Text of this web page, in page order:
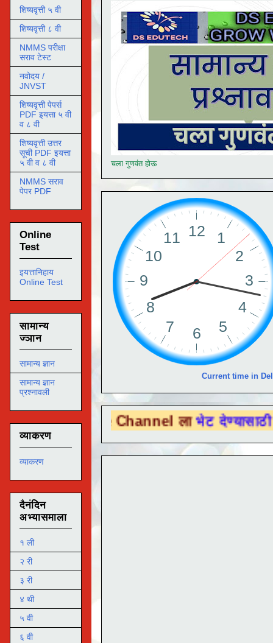
चला गुणवंत होऊ
Current time in
Channel ला भेट देण्यासाठी येथे क्लिक
शिष्यवृत्ती ५ वी
शिष्यवृत्ती ८ वी
NMMS परीक्षा
सराव टेस्ट
नवोदय /
JNVST
शिष्यवृत्ती पेपर्स
PDF इयत्ता ५ वी
व ८ वी
शिष्यवृत्ती उत्तर
सूची PDF इयत्ता
५ वी व ८ वी
NMMS सराव
पेपर PDF
Online
Test
इयत्तानिहाय
Online Test
सामान्य
ज्ञान
सामान्य ज्ञान
सामान्य ज्ञान
प्रश्नावली
व्याकरण
व्याकरण
दैनंदिन
अभ्यासमाला
१ ली
२ री
३ री
४ थी
५ वी
६ वी